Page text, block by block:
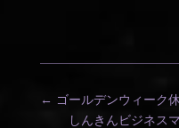
← ゴールデンウィーク
しんきんビジネス